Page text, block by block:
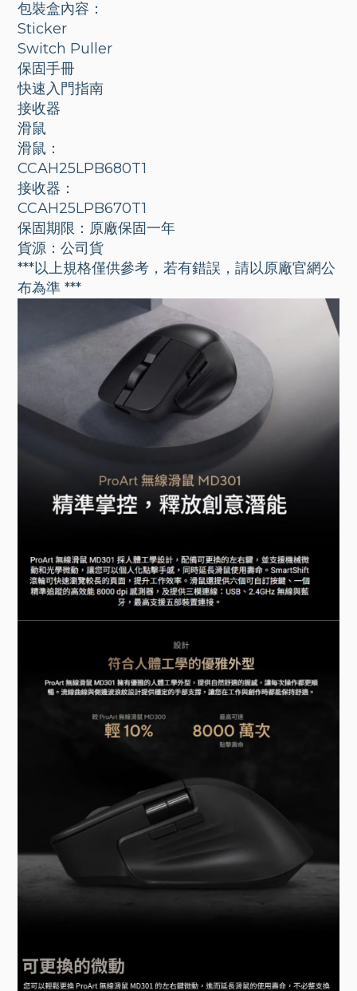
包裝盒內容：
Sticker
Switch Puller
保固手冊
快速入門指南
接收器
滑鼠
滑鼠：
CCAH25LPB680T1
接收器：
CCAH25LPB670T1
保固期限：原廠保固一年
貨源：公司貨
***以上規格僅供參考，若有錯誤，請以原廠官網公
布為準 ***